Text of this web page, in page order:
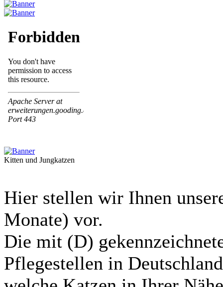
Kitten und Jungkatzen
Hier stellen wir Ihnen
Monate) vor.
Die mit (D)
Pflegestellen in